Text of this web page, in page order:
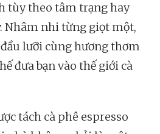
tùy theo tâm trạng hay
Nhâm nhi từng giọt một,
lưỡi cùng hương thơm
đưa bạn vào thế giới cà
tách cà phê espresso